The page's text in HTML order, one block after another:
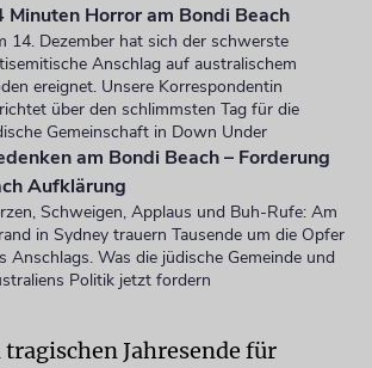
Minuten Horror am Bondi Beach
14. Dezember hat sich der schwerste
Anschlag auf australischem
ereignet. Unsere Korrespondentin
über den schlimmsten Tag für die
Gemeinschaft in Down Under
am Bondi Beach – Forderung
Aufklärung
Schweigen, Applaus und Buh-Rufe: Am
in Sydney trauern Tausende um die Opfer
Anschlags. Was die jüdische Gemeinde und
Politik jetzt fordern
Jahresende für